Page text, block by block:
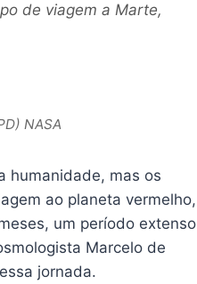
de viagem a Marte,
NASA
humanidade, mas os
ao planeta vermelho,
um período extenso
Marcelo de
jornada.